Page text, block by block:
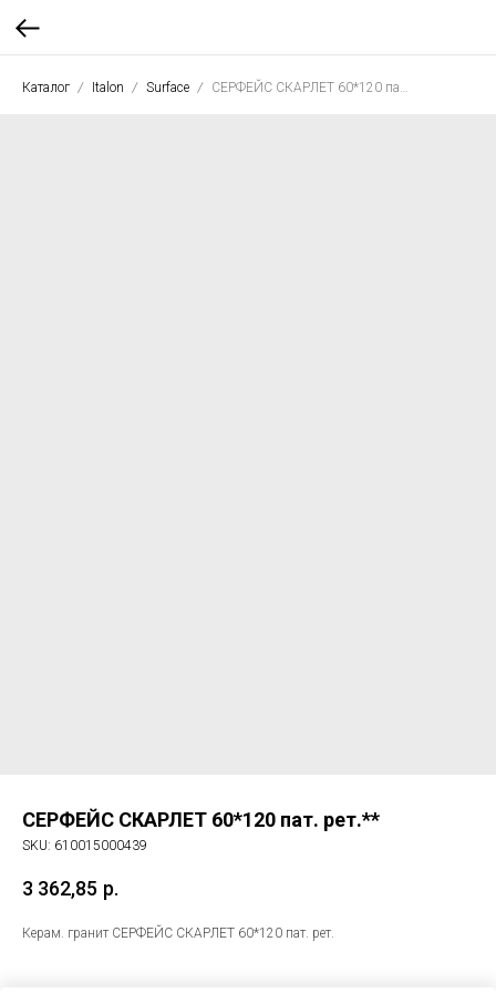
Каталог Italon Surface СЕРФЕЙС СКАРЛЕТ 60*120 пат. рет.**
СЕРФЕЙС СКАРЛЕТ 60*120 пат. рет.**
SKU: 610015000439
3 362,85 р.
Керам. гранит СЕРФЕЙС СКАРЛЕТ 60*120 пат. рет.